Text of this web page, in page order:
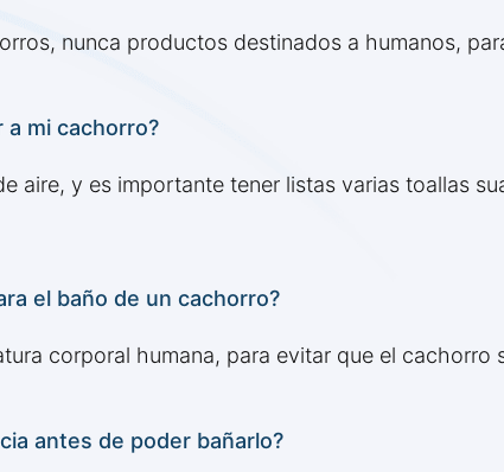
nunca productos destinados a humanos,
a mi cachorro?
aire, y es importante tener listas varias toallas
el baño de un cachorro?
corporal humana, para evitar que el cachorro
antes de poder bañarlo?